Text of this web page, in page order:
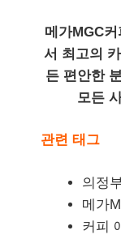
메가MGC
서 최고의
든 편안한
모든
관련 태그
의정
메가
커피